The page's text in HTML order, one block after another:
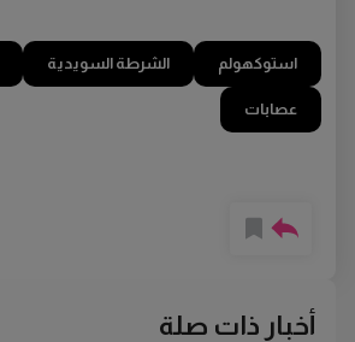
استوكهولم الشرطة السويدية
عصابات
أخبار ذات صلة